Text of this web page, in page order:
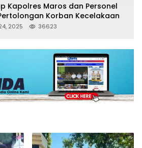
Kapolres Maros dan Personel
Korban Kecelakaan
2025 36623